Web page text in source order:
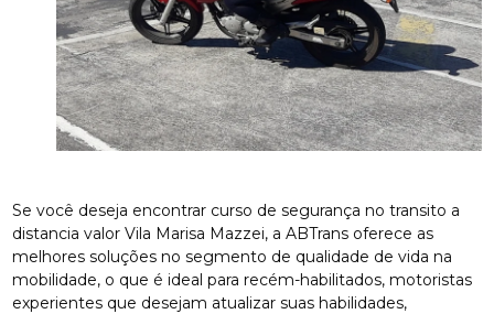
Se você deseja encontrar curso de segurança no transito a
distancia valor Vila Marisa Mazzei, a ABTrans oferece as
melhores soluções no segmento de qualidade de vida na
mobilidade, o que é ideal para recém-habilitados, motoristas
experientes que desejam atualizar suas habilidades,